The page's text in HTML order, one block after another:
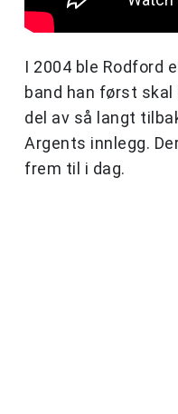
I 2004 ble Rodford
band han først
del av så langt
Argents innlegg.
frem til i dag.